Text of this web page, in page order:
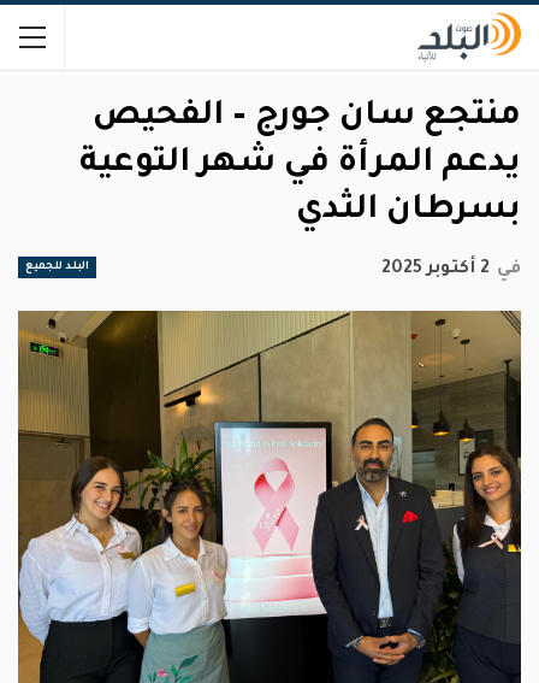
منتجع سان جورج – الفحيص
يدعم المرأة في شهر التوعية
بسرطان الثدي
البلد للجميع في 2 أكتوبر 2025